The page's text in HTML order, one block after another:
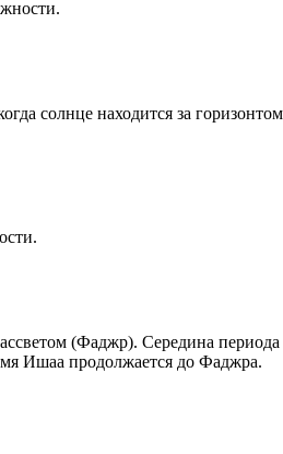
солнце находится за
(Фаджр). Середина
Ишаа продолжается до Фаджра.